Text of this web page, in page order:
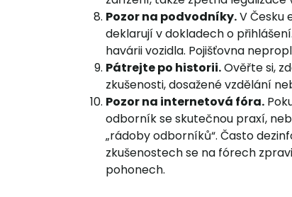
Pozor na podvodníky.V Česku
deklarují v dokladech o
havárii vozidla. Pojišťovna
Pátrejte po historii.Ověřte si,
zkušenosti, dosažené vzdělání
Pozor na internetová fóra.
odborník se skutečnou praxí,
„rádoby odborníků“. Často
zkušenostech se na fórech
pohonech.